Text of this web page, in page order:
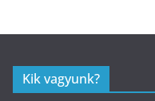
Kik vagyunk?